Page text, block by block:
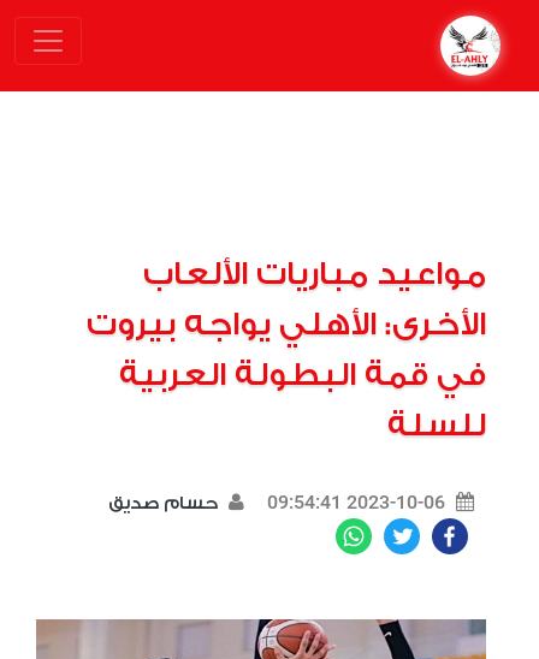
مواعيد مباريات الألعاب
الأخرى: الأهلي يواجه بيروت
في قمة البطولة العربية
للسلة
2023-10-06 09:54:41 حسام صديق
Facebook
Twitter